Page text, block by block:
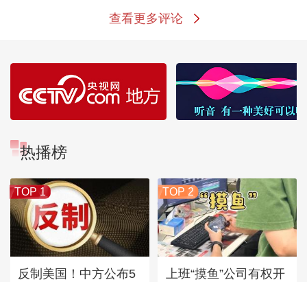
查看更多评论
热播榜
TOP 1
反制美国！中方公布5
TOP 2
上班“摸鱼”公司有权开